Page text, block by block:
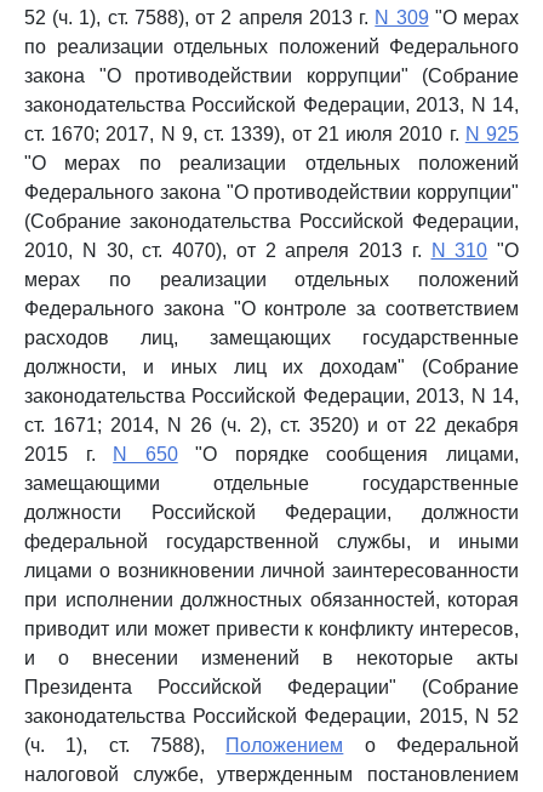
52 (ч. 1), ст. 7588), от 2 апреля 2013 г. N 309 "О мерах
по реализации отдельных положений Федерального
закона "О противодействии коррупции" (Собрание
законодательства Российской Федерации, 2013, N 14,
ст. 1670; 2017, N 9, ст. 1339), от 21 июля 2010 г. N 925
"О мерах по реализации отдельных положений
Федерального закона "О противодействии коррупции"
(Собрание законодательства Российской Федерации,
2010, N 30, ст. 4070), от 2 апреля 2013 г.
N 310 "О
мерах по реализации отдельных положений
Федерального закона "О контроле за соответствием
расходов лиц, замещающих государственные
должности, и иных лиц их доходам" (Собрание
законодательства Российской Федерации, 2013, N 14,
ст. 1671; 2014, N 26 (ч. 2), ст. 3520) и от 22 декабря
2015 г.
N 650"О порядке сообщения лицами,
замещающими отдельные государственные
должности Российской Федерации, должности
федеральной государственной службы, и иными
лицами о возникновении личной заинтересованности
при исполнении должностных обязанностей, которая
приводит или может привести к конфликту интересов,
и о внесении изменений в некоторые акты
Президента Российской Федерации" (Собрание
законодательства Российской Федерации, 2015, N 52
(ч. 1), ст. 7588), Положением о Федеральной
налоговой службе, утвержденным постановлением